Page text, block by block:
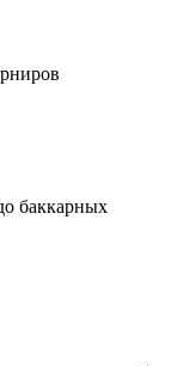
баккарных